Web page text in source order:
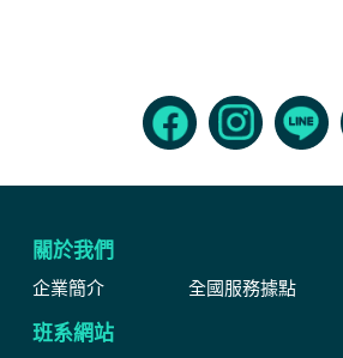
關於我們
企業簡介 全國服務據點
班系網站